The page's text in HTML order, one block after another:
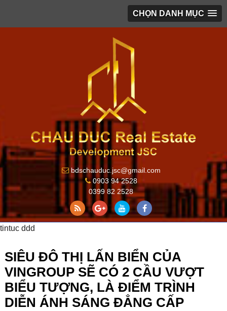
CHỌN DANH MỤC
bdschauduc.jsc@gmail.com
0903 94 2528
0399 82 2528
tintuc ddd
SIÊU ĐÔ THỊ LẤN BIỂN CỦA
VINGROUP SẼ CÓ 2 CẦU VƯỢT
BIỂU TƯỢNG, LÀ ĐIỂM TRÌNH
DIỄN ÁNH SÁNG ĐẲNG CẤP